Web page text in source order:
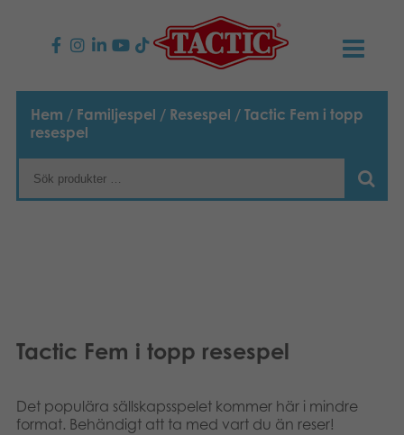
PRODUKTER
Barnspel
Böcker
NYHETER
TACTIC
Hem / Familjespel / Resespel / Tactic Fem i topp
resespel
Tactic Fem i topp resespel
Det populära sällskapsspelet kommer här i mindre
format. Behändigt att ta med vart du än reser!